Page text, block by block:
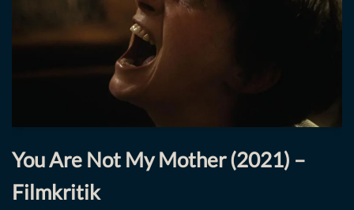
You Are Not My Mother (2021) –
Filmkritik